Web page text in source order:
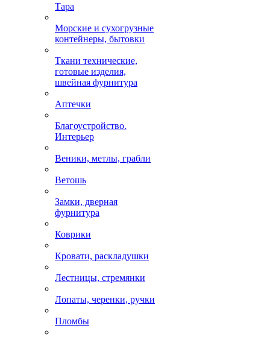
Тара
Морские и сухогрузные
контейнеры, бытовки
Ткани технические,
готовые изделия,
швейная фурнитура
Аптечки
Благоустройство.
Интерьер
Веники, метлы, грабли
Ветошь
Замки, дверная
фурнитура
Коврики
Кровати, раскладушки
Лестницы, стремянки
Лопаты, черенки, ручки
Пломбы